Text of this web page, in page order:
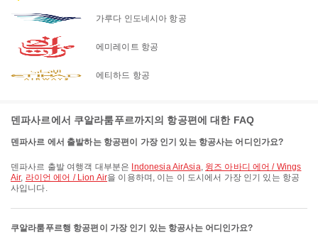
가루다 인도네시아 항공
에미레이트 항공
에티하드 항공
덴파사르에서 쿠알라룸푸르까지의 항공편에 대한 FAQ
덴파사르 에서 출발하는 항공편이 가장 인기 있는 항공사는 어디인가요?
덴파사르 출발 여행객 대부분은 Indonesia AirAsia, 윙즈 아바디 에어 / Wings
Air, 라이언 에어 / Lion Air을 이용하며, 이는 이 도시에서 가장 인기 있는 항공
사입니다.
쿠알라룸푸르행 항공편이 가장 인기 있는 항공사는 어디인가요?